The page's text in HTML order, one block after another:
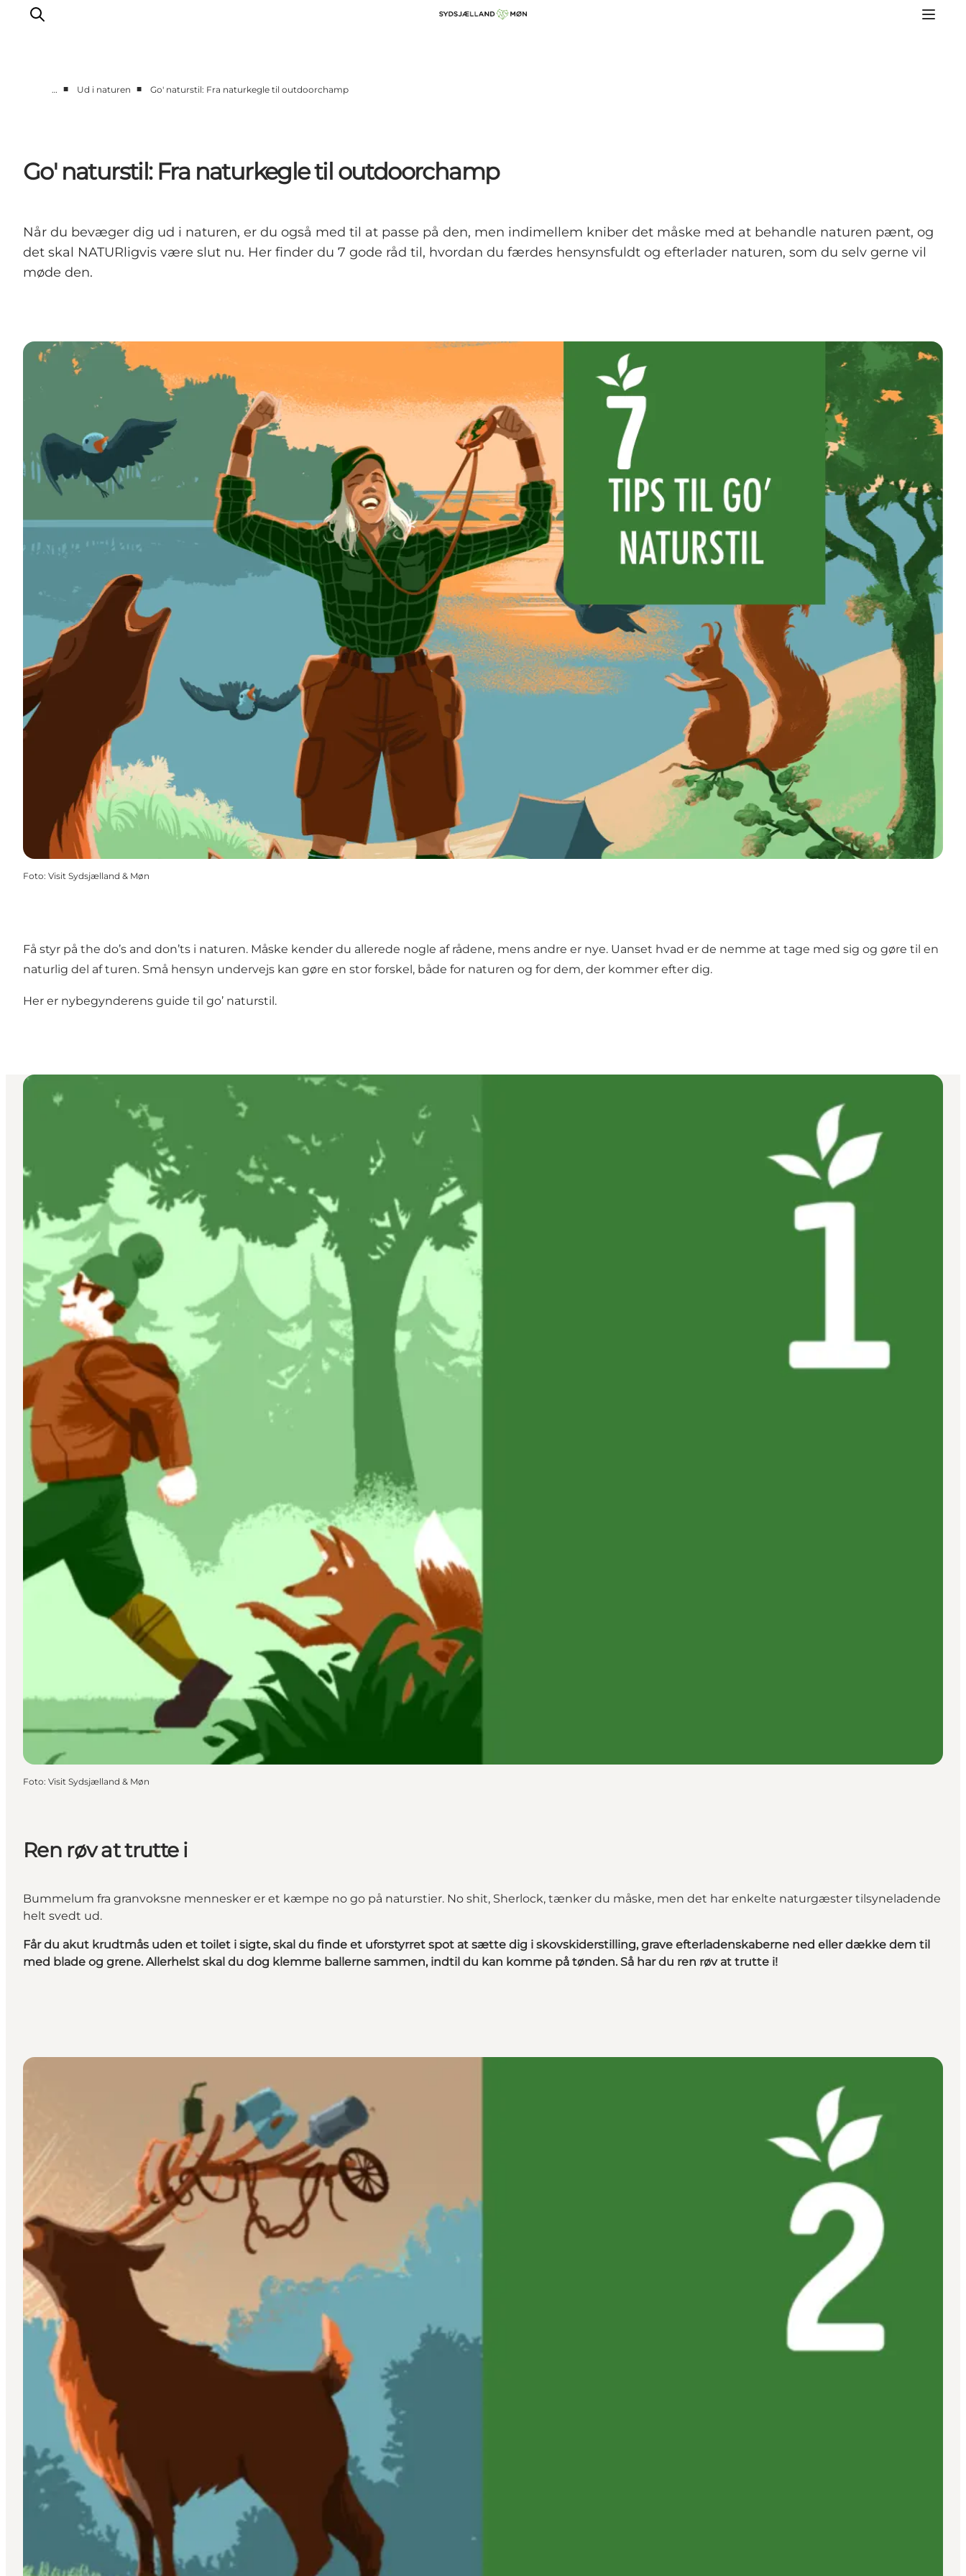
Events
Spis
Planlæg din tur
… ■ Ud i naturen ■ Go' naturstil: Fra naturkegle til outdoorchamp
Go' naturstil: Fra naturkegle til outdoorchamp
Når du bevæger dig ud i naturen, er du også med til at passe på den, men indimellem kniber det måske med at behandle naturen pænt, og
det skal NATURligvis være slut nu. Her finder du 7 gode råd til, hvordan du færdes hensynsfuldt og efterlader naturen, som du selv gerne vil
møde den.
Foto: Visit Sydsjælland & Møn
Få styr på the do’s and don’ts i naturen. Måske kender du allerede nogle af rådene, mens andre er nye. Uanset hvad er de nemme at tage med sig og gøre til en
naturlig del af turen. Små hensyn undervejs kan gøre en stor forskel, både for naturen og for dem, der kommer efter dig.
Her er nybegynderens guide til go’ naturstil.
Foto: Visit Sydsjælland & Møn
Ren røv at trutte i
Bummelum fra granvoksne mennesker er et kæmpe no go på naturstier. No shit, Sherlock, tænker du måske, men det har enkelte naturgæster tilsyneladende
helt svedt ud.
Får du akut krudtmås uden et toilet i sigte, skal du finde et uforstyrret spot at sætte dig i skovskiderstilling, grave efterladenskaberne ned eller dække dem til
med blade og grene. Allerhelst skal du dog klemme ballerne sammen, indtil du kan komme på tønden. Så har du ren røv at trutte i!